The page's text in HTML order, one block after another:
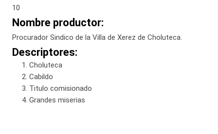
10
Nombre productor:
Procurador Sindico de la Villa de Xerez de Choluteca.
Descriptores:
Choluteca
Cabildo
Titulo comisionado
Grandes miserias